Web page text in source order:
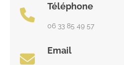
Téléphone
06 33 85 49 57
Email